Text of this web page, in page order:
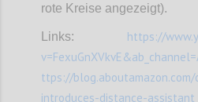
rote Kreise angezeigt).
Links: https://
ttps://
introduces-distance-assistant